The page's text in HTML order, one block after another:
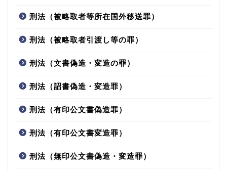
刑法（被略取者等所在国外移送罪）
刑法（被略取者引渡し等の罪）
刑法（文書偽造・変造の罪）
刑法（詔書偽造・変造罪）
刑法（有印公文書偽造罪）
刑法（有印公文書変造罪）
刑法（無印公文書偽造・変造罪）